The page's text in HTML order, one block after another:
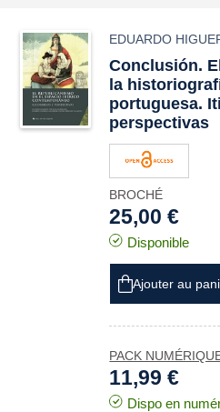
EDUARDO
Conclusión.
la
portuguesa.
perspectivas
BROCHÉ
25,00 €
Disponible
Ajouter au
PACK
11,99 €
Dispo en